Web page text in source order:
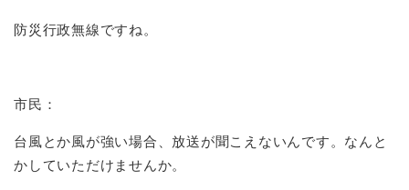
防災行政無線ですね。
市民：
台風とか風が強い場合、放送が聞こえないんです。なんと
かしていただけませんか。